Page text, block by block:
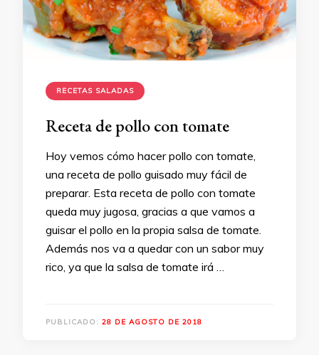
RECETAS SALADAS
Receta de pollo con tomate
Hoy vemos cómo hacer pollo con tomate,
una receta de pollo guisado muy fácil de
preparar. Esta receta de pollo con tomate
queda muy jugosa, gracias a que vamos a
guisar el pollo en la propia salsa de tomate.
Además nos va a quedar con un sabor muy
rico, ya que la salsa de tomate irá …
PUBLICADO: 28 DE AGOSTO DE 2018